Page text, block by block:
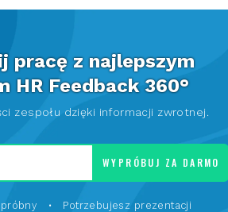
pracę z najlepszym
HR Feedback 360°
zespołu dzięki informacji zwrotnej.
WYPRÓBUJ ZA DARMO
próbny • Potrzebujesz prezentacji